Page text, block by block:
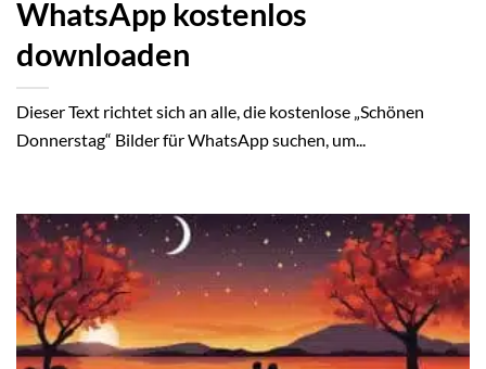
WhatsApp kostenlos
downloaden
Dieser Text richtet sich an alle, die kostenlose „Schönen
Donnerstag“ Bilder für WhatsApp suchen, um...